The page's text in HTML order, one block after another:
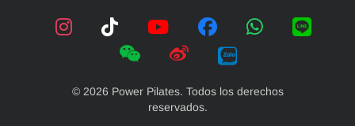
© 2026 Power Pilates. Todos los derechos
reservados.